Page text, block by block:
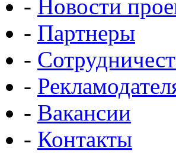
- Новости
- Партнеры
-
-
- Вакансии
- Контакты